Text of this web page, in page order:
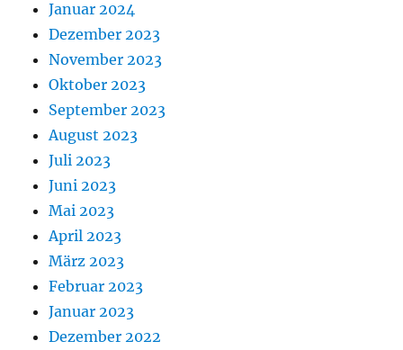
Januar 2024
Dezember 2023
November 2023
Oktober 2023
September 2023
August 2023
Juli 2023
Juni 2023
Mai 2023
April 2023
März 2023
Februar 2023
Januar 2023
Dezember 2022